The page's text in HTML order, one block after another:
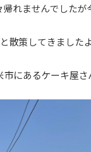
れませんでした
散策してきました
にあるケーキ屋さ